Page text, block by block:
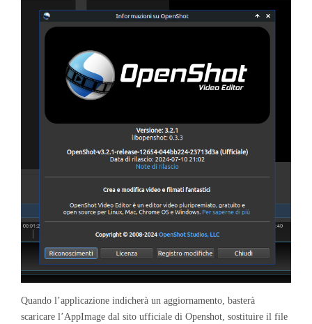
Quando l’applicazione indicherà un aggiornamento, basterà
scaricare l’AppImage dal sito ufficiale di Openshot, sostituire il file